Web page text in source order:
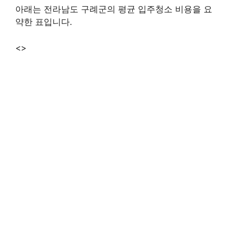
아래는 전라남도 구례군의 평균 입주청소 비용을 요
약한 표입니다.
<>